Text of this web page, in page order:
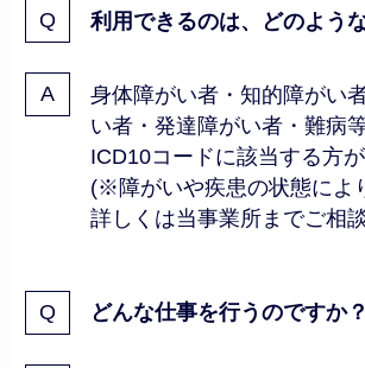
利用できるのは、どのよう
身体障がい者・知的障がい
い者・発達障がい者・難病
ICD10コードに該当する方が
(※障がいや疾患の状態によ
詳しくは当事業所までご相
どんな仕事を行うのですか？